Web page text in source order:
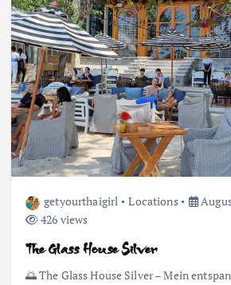
getyourthaigirl Locations
426 views
The Glass House Silver
🌅 The Glass House Silver – Mein